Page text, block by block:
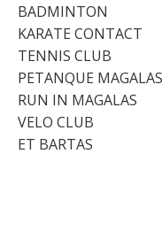
BADMINTON
KARATE CONTACT
TENNIS CLUB
PETANQUE
RUN IN MAGALAS
ET